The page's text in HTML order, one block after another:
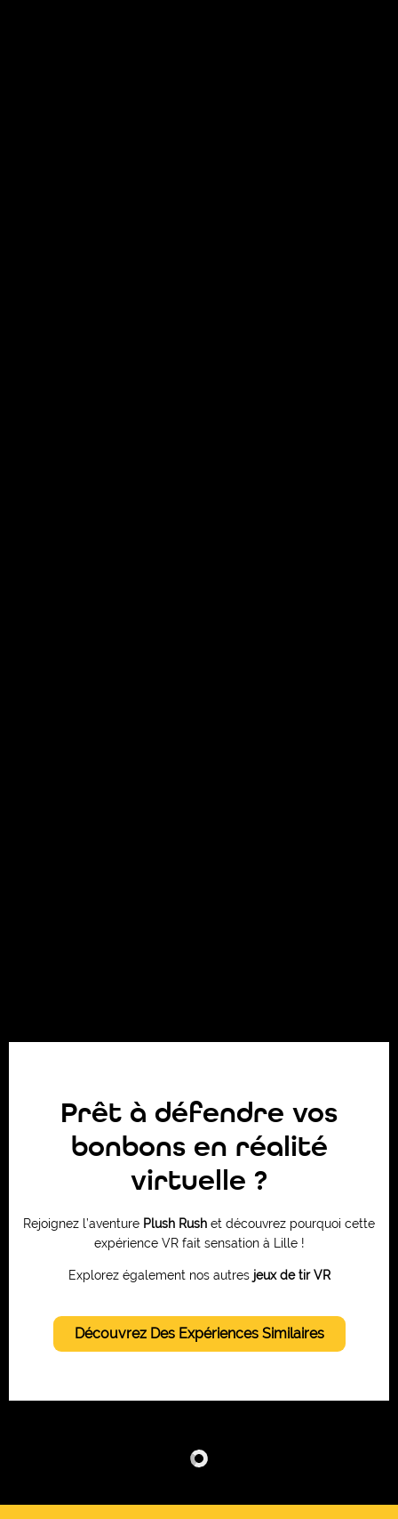
Prêt à défendre vos
bonbons en réalité
virtuelle ?
Rejoignez l’aventure Plush Rush et découvrez pourquoi cette
expérience VR fait sensation à Lille !
Explorez également nos autres jeux de tir VR
Découvrez Des Expériences Similaires